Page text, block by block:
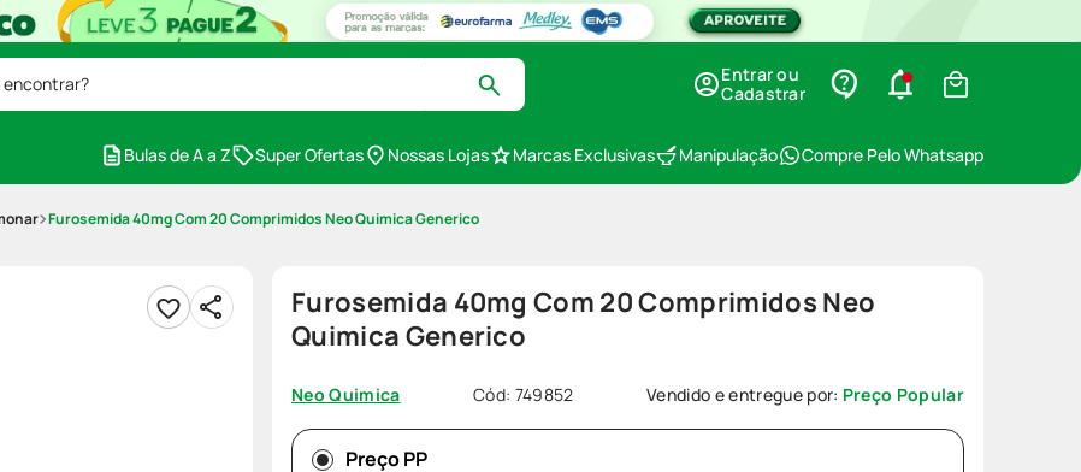
Entrar ou
Cadastrar
Bulas de A a Z Super Ofertas Nossas Lojas Marcas Exclusivas Manipulação Compre Pelo Whatsapp
Furosemida 40mg Com 20 Comprimidos Neo Quimica Generico
Furosemida 40mg Com 20 Comprimidos Neo
Quimica Generico
Neo Quimica Cód: 749852 Vendido e entregue por: Preço Popular
Preço PP